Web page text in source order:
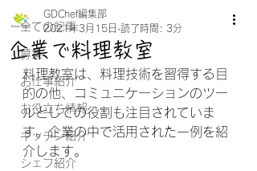
全ての記事
募集
お仕事紹介
お役立ち情報
キッチン紹介
シェフ紹介
企業で料理教室
GDChef編集部
2021年3月15日 読了時間: 3分
料理教室は、料理技術を習得する目
的の他、コミュニケーションのツー
ルとしての役割も注目されていま
す。企業の中で活用された一例を紹
介します。